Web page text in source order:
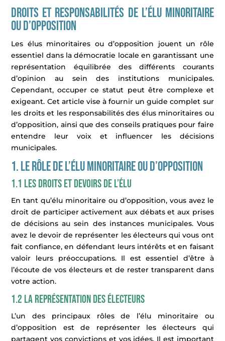
Droits et responsabilités de l’élu minoritaire
ou d’opposition
Les élus minoritaires ou d’opposition jouent un rôle
essentiel dans la démocratie locale en garantissant une
représentation équilibrée des différents courants
d’opinion au sein des institutions municipales.
Cependant, occuper ce statut peut être complexe et
exigeant. Cet article vise à fournir un guide complet sur
les droits et les responsabilités des élus minoritaires ou
d’opposition, ainsi que des conseils pratiques pour faire
entendre leur voix et influencer les décisions
municipales.
1. Le rôle de l’élu minoritaire ou d’opposition
1.1 Les droits et devoirs de l’élu
En tant qu’élu minoritaire ou d’opposition, vous avez le
droit de participer activement aux débats et aux prises
de décisions au sein des instances municipales. Vous
avez le devoir de représenter les électeurs qui vous ont
fait confiance, en défendant leurs intérêts et en faisant
valoir leurs préoccupations. Il est essentiel d’être à
l’écoute de vos électeurs et de rester transparent dans
votre action.
1.2 La représentation des électeurs
L’un des principaux rôles de l’élu minoritaire ou
d’opposition est de représenter les électeurs qui
partagent vos convictions et vos idées. Il est important